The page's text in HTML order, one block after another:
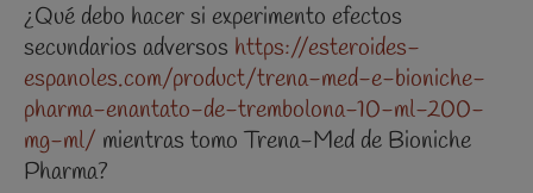
¿Qué debo hacer si experimento efectos
secundarios adversos https://esteroides-
espanoles.com/product/trena-med-e-bioniche-
pharma-enantato-de-trembolona-10-ml-200-
mg-ml/ mientras tomo Trena-Med de Bioniche
Pharma?